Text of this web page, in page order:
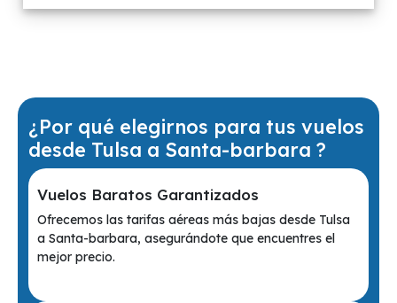
¿Por qué elegirnos para tus vuelos
desde Tulsa a Santa-barbara ?
Vuelos Baratos Garantizados
Ofrecemos las tarifas aéreas más bajas desde Tulsa
a Santa-barbara, asegurándote que encuentres el
mejor precio.